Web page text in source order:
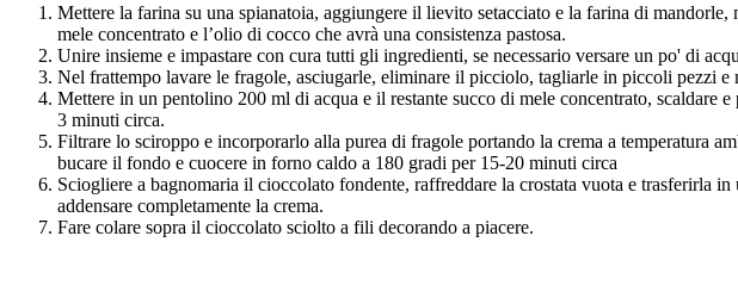
Mettere la farina su una spianatoia, aggiungere il lievito setacciato e la farina di
mele concentrato e l’olio di cocco che avrà una consistenza pastosa.
Unire insieme e impastare con cura tutti gli ingredienti, se necessario versare un po' di
Nel frattempo lavare le fragole, asciugarle, eliminare il picciolo, tagliarle in piccoli pezzi
Mettere in un pentolino 200 ml di acqua e il restante succo di mele concentrato, scaldare
3 minuti circa.
Filtrare lo sciroppo e incorporarlo alla purea di fragole portando la crema a temperatura
bucare il fondo e cuocere in forno caldo a 180 gradi per 15-20 minuti circa
Sciogliere a bagnomaria il cioccolato fondente, raffreddare la crostata vuota e trasferirla
addensare completamente la crema.
Fare colare sopra il cioccolato sciolto a fili decorando a piacere.